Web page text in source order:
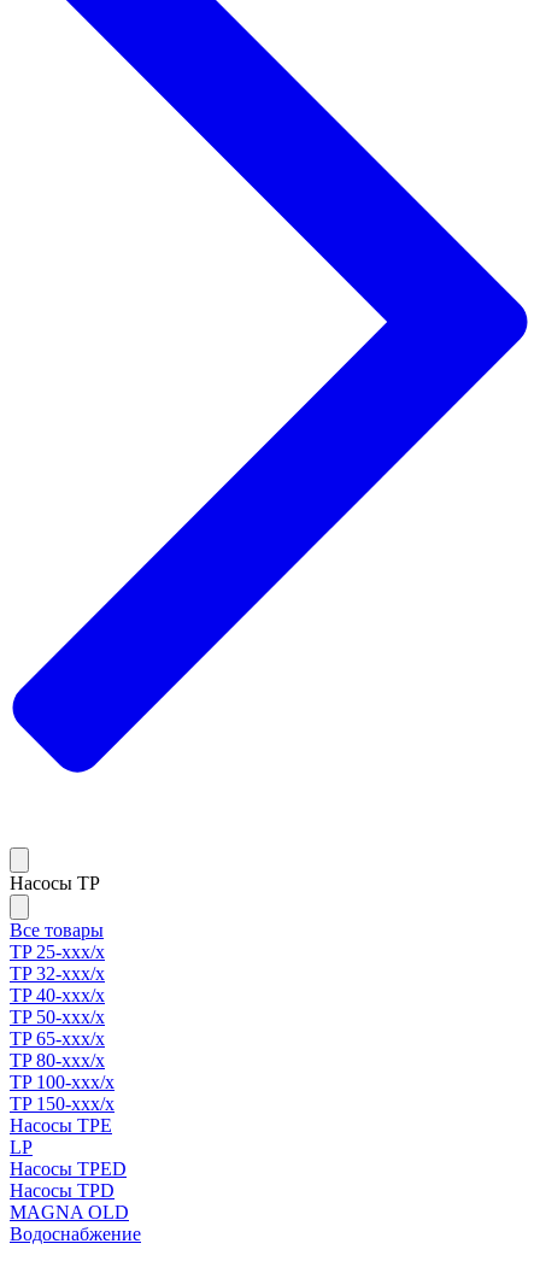
Насосы TP
Все товары
TP 25-xxx/x
TP 32-xxx/x
TP 40-xxx/x
TP 50-xxx/x
TP 65-xxx/x
TP 80-xxx/x
TP 100-xxx/x
TP 150-xxx/x
Насосы TPE
LP
Насосы TPED
Насосы TPD
MAGNA OLD
Водоснабжение